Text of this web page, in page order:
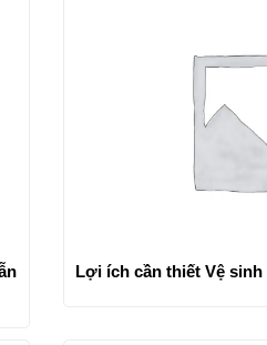
Lợi ích cần thiết Vệ sinh